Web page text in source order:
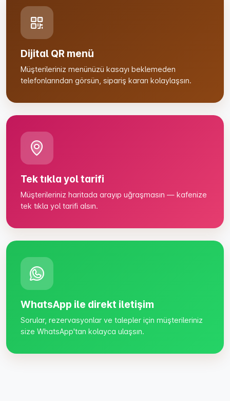
Dijital QR menü
Müşterileriniz menünüzü kasayı beklemeden
telefonlarından görsün, sipariş kararı kolaylaşsın.
Tek tıkla yol tarifi
Müşterileriniz haritada arayıp uğraşmasın — kafenize
tek tıkla yol tarifi alsın.
WhatsApp ile direkt iletişim
Sorular, rezervasyonlar ve talepler için müşterileriniz
size WhatsApp'tan kolayca ulaşsın.